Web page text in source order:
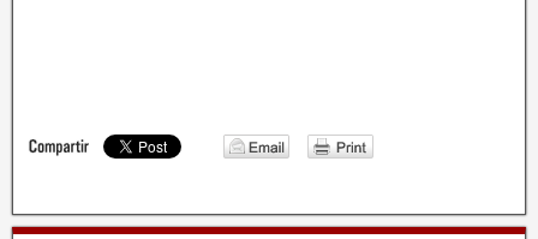
22221867_1475076475910131_64754286600362